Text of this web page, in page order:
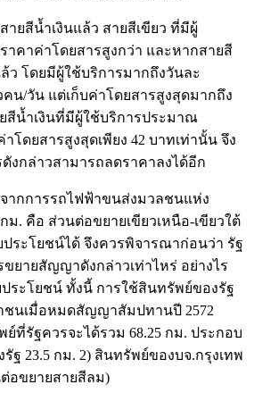
ายสีน้ำเงินแล้ว สายสีเขียว ที่มีผู้
าคาค่าโดยสารสูงกว่า และหากสายสี
ว โดยมีผู้ใช้บริการมากถึงวันละ
วคน/วัน แต่เก็บค่าโดยสารสูงสุดมากถึง
สีน้ำเงินที่มีผู้ใช้บริการประมาณ
าโดยสารสูงสุดเพียง 42 บาทเท่านั้น จึง
งกล่าวสามารถลดราคาลงได้อีก
ากการรถไฟฟ้าขนส่งมวลชนแห่ง
ม. คือ ส่วนต่อขยายเขียวเหนือ-เขียวใต้
ประโยชน์ได้ จึงควรพิจารณาก่อนว่า รัฐ
ยายสัญญาดังกล่าวเท่าไหร่ อย่างไร
ประโยชน์ ทั้งนี้ การใช้สินทรัพย์ของรัฐ
ชนเมื่อหมดสัญญาสัมปทานปี 2572
ที่รัฐควรจะได้รวม 68.25 กม. ประกอบ
ฐ 23.5 กม. 2) สินทรัพย์ของบจ.กรุงเทพ
อขยายสายสีลม)